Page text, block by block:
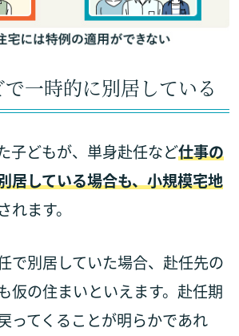
一時的に別居している
子どもが、単身赴任など仕事の
居している場合も、小規模宅地
れます。
で別居していた場合、赴任先の
仮の住まいといえます。赴任期
ってくることが明らかであれ